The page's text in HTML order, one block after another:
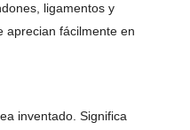
ligamentos y
aprecian fácilmente en
inventado. Significa